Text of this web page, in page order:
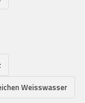
Weisswasser